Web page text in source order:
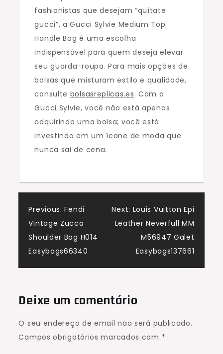
fashionistas que desejam “quítate
gucci”, a Gucci Sylvie Medium Top
Handle Bag é uma escolha
indispensável para quem deseja elevar
seu guarda-roupa. Para mais opções de
bolsas que misturam estilo e qualidade,
consulte bolsasreplicas.es. Com a
Gucci Sylvie, você não está apenas
adquirindo uma bolsa; você está
investindo em um ícone de moda que
nunca sai de cena.
Navegação
de
artigos
Previous: Fendi
Vintage Zucca
Shoulder Bag H014
Easybags66340
Next: Louis Vuitton Epi
Leather Neverfull MM
M56947 Galet
Easybags137661
Deixe um comentário
O seu endereço de email não será publicado.
Campos obrigatórios marcados com *